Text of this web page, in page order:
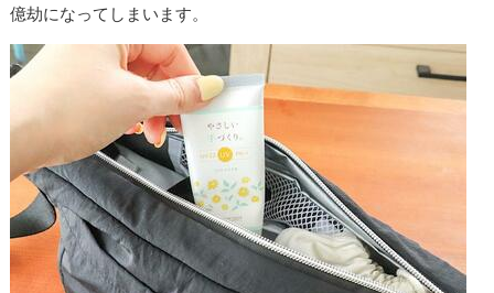
億劫になってしまいます。